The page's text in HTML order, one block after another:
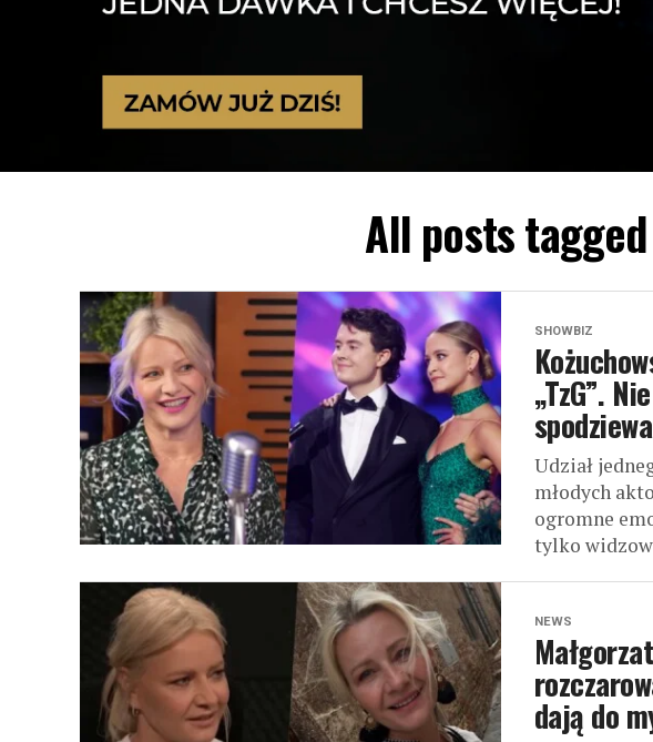
All posts
SHOWBIZ
„TzG”.
Udział
młodych
ogromne
tylko
NEWS
dają do